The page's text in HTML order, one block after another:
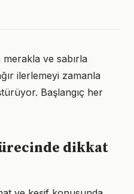
ve sabırla
ilerlemeyi zamanla
Başlangıç her
dikkat